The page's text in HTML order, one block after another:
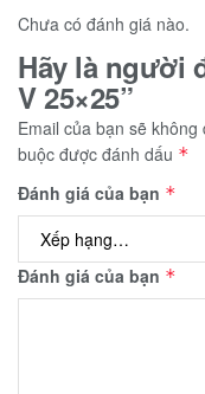
Chưa có đánh giá nào.
Hãy là người
V 25×25”
Email của bạn sẽ
buộc được đánh dấu *
Đánh giá của bạn *
Đánh giá của bạn *